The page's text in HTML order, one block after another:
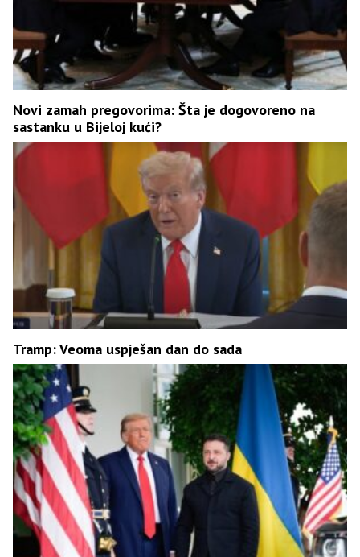
Novi zamah pregovorima: Šta je dogovoreno na
sastanku u Bijeloj kući?
Tramp: Veoma uspješan dan do sada